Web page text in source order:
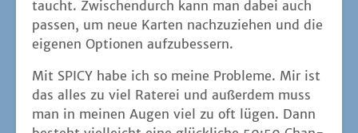
ändert. Mit fehlt somit ein Aus­stei­ge­me­cha­
nis­mus aus der aktu­el­len Run­de, der bspw.
auf­tre­ten wür­de, wenn alle ein­mal gepasst
haben. So ist mir das Gan­ze etwas zu ein­di­
men­sio­nal und der Witz ist zu schnell ermü­
dend. Viel­leicht liegt die­ses Gefühl aber auch
dar­in, dass ich recht zeit­gleich LUNATIC ken­